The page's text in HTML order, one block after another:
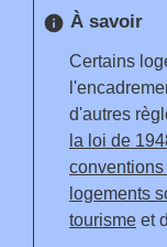
info À savoir
Certains
d'autres
la loi de
logements
tourisme et